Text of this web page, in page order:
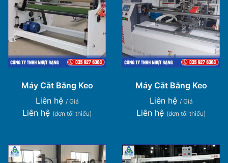
Máy Cắt Băng Keo
Liên hệ / Giá
Liên hệ (đơn tối thiểu)
Máy Cắt Băng Keo
Liên hệ / Giá
Liên hệ (đơn tối thiểu)